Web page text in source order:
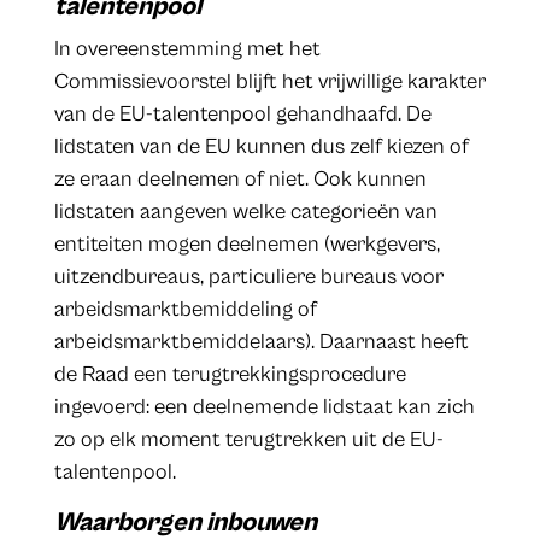
talentenpool
In overeenstemming met het
Commissievoorstel blijft het vrijwillige karakter
van de EU-talentenpool gehandhaafd. De
lidstaten van de EU kunnen dus zelf kiezen of
ze eraan deelnemen of niet. Ook kunnen
lidstaten aangeven welke categorieën van
entiteiten mogen deelnemen (werkgevers,
uitzendbureaus, particuliere bureaus voor
arbeidsmarktbemiddeling of
arbeidsmarktbemiddelaars). Daarnaast heeft
de Raad een terugtrekkingsprocedure
ingevoerd: een deelnemende lidstaat kan zich
zo op elk moment terugtrekken uit de EU-
talentenpool.
Waarborgen inbouwen